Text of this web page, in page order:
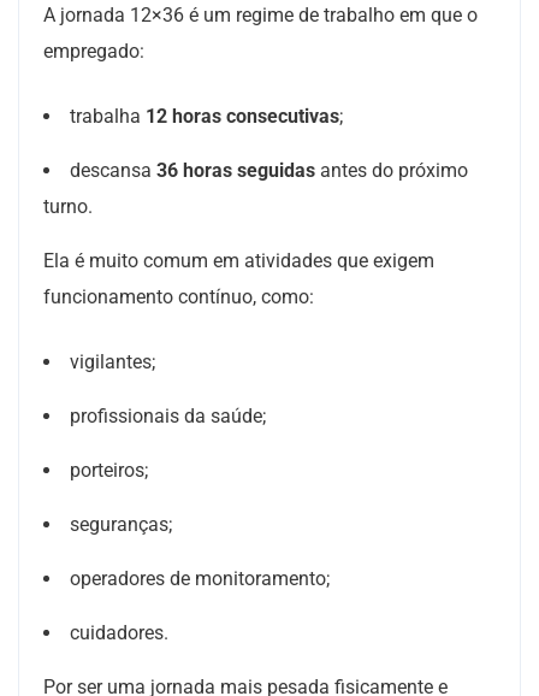
A jornada 12×36 é um regime de trabalho em que o
empregado:
trabalha 12 horas consecutivas;
descansa 36 horas seguidas antes do próximo
turno.
Ela é muito comum em atividades que exigem
funcionamento contínuo, como:
vigilantes;
profissionais da saúde;
porteiros;
seguranças;
operadores de monitoramento;
cuidadores.
Por ser uma jornada mais pesada fisicamente e